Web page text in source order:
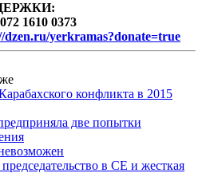
1610 0373
dzen.ru/yerkramas?donate=true
конфликта в 2015
две попытки
в СЕ и жесткая